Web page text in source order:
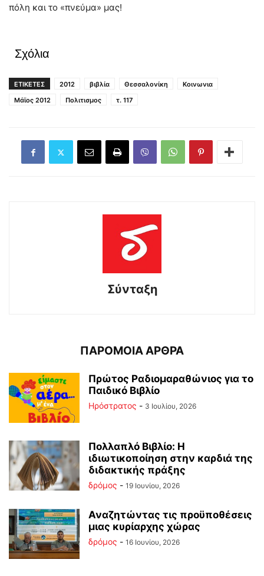
πόλη και το «πνεύμα» μας!
Σχόλια
ΕΤΙΚΕΤΕΣ 2012 βιβλία Θεσσαλονίκη
Κοινωνια
Μάϊος 2012
Πολιτισμος τ. 117
Σύνταξη
ΠΑΡΟΜΟΙΑ ΑΡΘΡΑ
Πρώτος Ραδιομαραθώνιος για το
Παιδικό Βιβλίο
Ηρόστρατος - 3 Ιουλίου, 2026
Πολλαπλό Βιβλίο: Η
ιδιωτικοποίηση στην καρδιά της
διδακτικής πράξης
δρόμος - 19 Ιουνίου, 2026
Αναζητώντας τις προϋποθέσεις
μιας κυρίαρχης χώρας
δρόμος - 16 Ιουνίου, 2026